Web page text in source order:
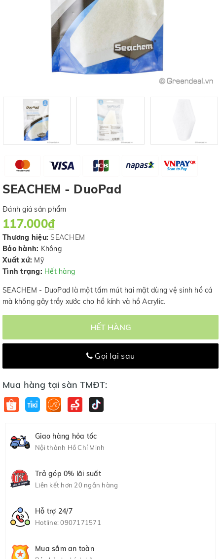
SEACHEM - DuoPad
Đánh giá sản phẩm
117.000₫
Thương hiệu: SEACHEM
Bảo hành: Không
Xuất xứ: Mỹ
Tình trạng: Hết hàng
SEACHEM - DuoPad là một tấm mút hai mặt dùng vệ sinh hồ cá
mà không gây trầy xước cho hồ kính và hồ Acrylic.
HẾT HÀNG
Gọi lại sau
Mua hàng tại sàn TMĐT:
Giao hàng hỏa tốc
Nội thành Hồ Chí Minh
Trả góp 0% lãi suất
Liên kết hơn 20 ngân hàng
Hỗ trợ 24/7
Hotline:0907171571
Mua sắm an toàn